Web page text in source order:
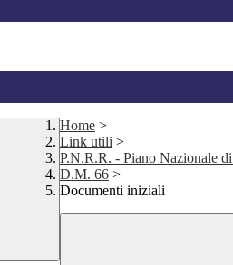
Home >
Link utili >
P.N.R.R. - Piano Nazionale
D.M. 66 >
Documenti iniziali